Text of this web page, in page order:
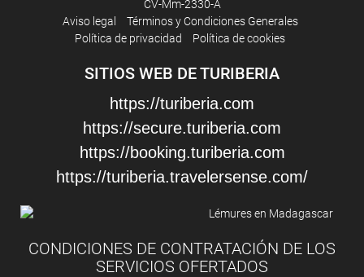
Estacionamiento
Instalaciones de negocios
Centro de negocios
Sala para eventos
Plancha
CV-Mm-2330-A
Aviso legal
Términos y Condiciones Generales
Política de privacidad
Política de cookies
SITIOS WEB DE TURIBERIA
https://turiberia.com
https://secure.turiberia.com
https://booking.turiberia.com
https://turiberia.travelersense.com/
CONDICIONES DE CONTRATACIÓN DE LOS
SERVICIOS OFERTADOS